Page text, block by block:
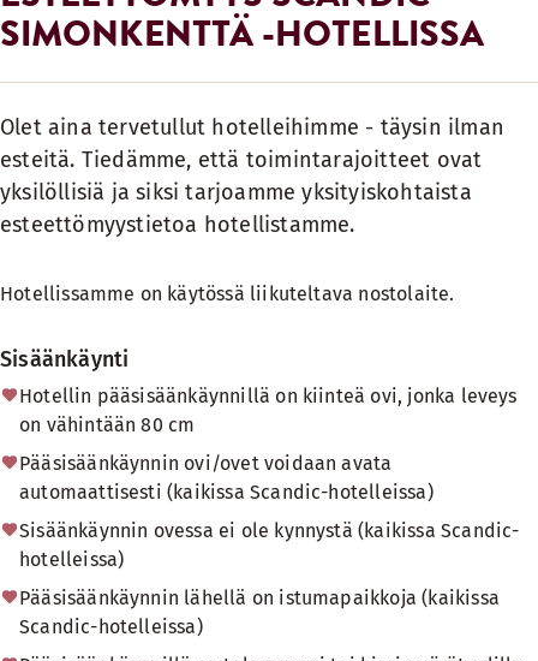
SIMONKENTTÄ -HOTELLISSA
Olet aina tervetullut hotelleihimme - täysin ilman
esteitä. Tiedämme, että toimintarajoitteet ovat
yksilöllisiä ja siksi tarjoamme yksityiskohtaista
esteettömyystietoa hotellistamme.
Hotellissamme on käytössä liikuteltava nostolaite.
Sisäänkäynti
Hotellin pääsisäänkäynnillä on kiinteä ovi, jonka leveys
on vähintään 80 cm
Pääsisäänkäynnin ovi/ovet voidaan avata
automaattisesti (kaikissa Scandic-hotelleissa)
Sisäänkäynnin ovessa ei ole kynnystä (kaikissa Scandic-
hotelleissa)
Pääsisäänkäynnin lähellä on istumapaikkoja (kaikissa
Scandic-hotelleissa)